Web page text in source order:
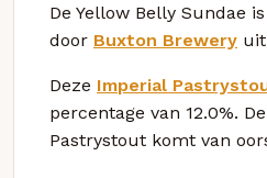
De Yellow Belly Sundae
door Buxton Brewery
Deze Imperial
percentage van 12.0%.
Pastrystout komt van